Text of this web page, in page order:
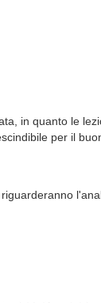
in quanto le
per il